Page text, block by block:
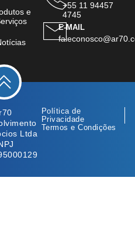
e
+55 11 94457
4745
E-MAIL
Ltda
Política de
Privacidade
Termos e Condições